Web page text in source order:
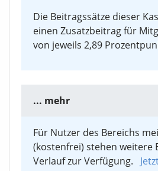
Die Beitragssätze dieser
einen Zusatzbeitrag für
von jeweils 2,89
... mehr
Für Nutzer des Bereichs
(kostenfrei) stehen weitere
Verlauf zur Verfügung.